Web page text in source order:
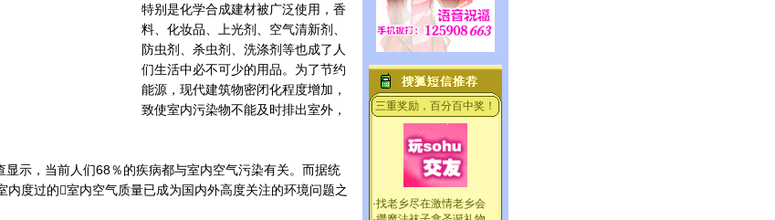
特别是化学合成建材被广泛使用，香
料、化妆品、上光剂、空气清新剂、
防虫剂、杀虫剂、洗涤剂等也成了人
们生活中必不可少的用品。为了节约
能源，现代建筑物密闭化程度增加，
致使室内污染物不能及时排出室外，
示，当前人们68％的疾病都与室内空气污染有关。而据统
内度过的室内空气质量已成为国内外高度关注的环境问题之
三重奖励，百分百中奖！
·找老乡尽在激情老乡会